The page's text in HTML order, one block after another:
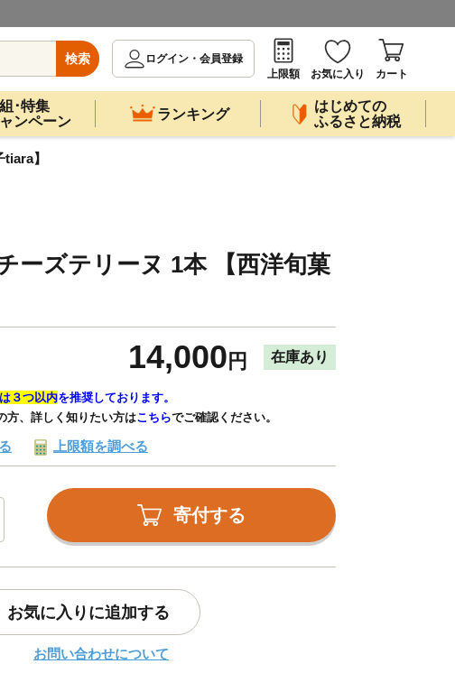
検索
ログイン・会員登録
上限額
お気に入り カート
･特集
ンペーン
ランキング
はじめての
ふるさと納税
】
ーズテリーヌ 1本 【西洋旬菓
14,000 円 在庫あり
３つ以内を推奨しております。
方、詳しく知りたい方はこちらでご確認ください。
上限額を調べる
寄付する
お気に入りに追加する
お問い合わせについて